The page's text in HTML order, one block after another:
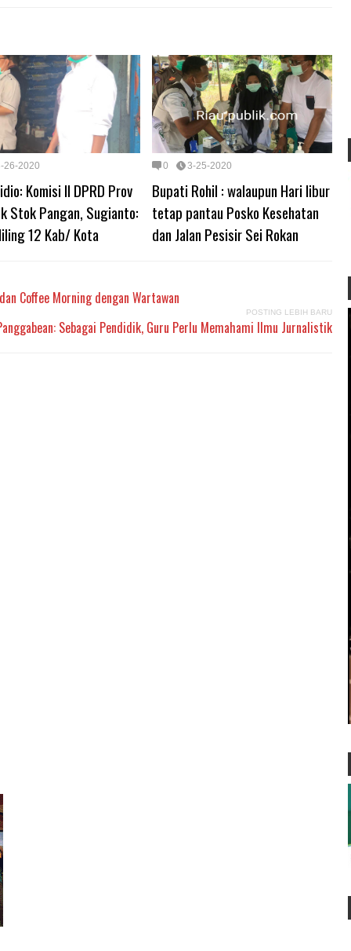
26-2020
Komisi II DPRD Prov
Stok Pangan, Sugianto:
12 Kab/ Kota
0 3-25-2020
Bupati Rohil : walaupun Hari libur
tetap pantau Posko Kesehatan
dan Jalan Pesisir Sei Rokan
Coffee Morning dengan Wartawan
POSTING LEBIH BARU
Sebagai Pendidik, Guru Perlu Memahami Ilmu Jurnalistik